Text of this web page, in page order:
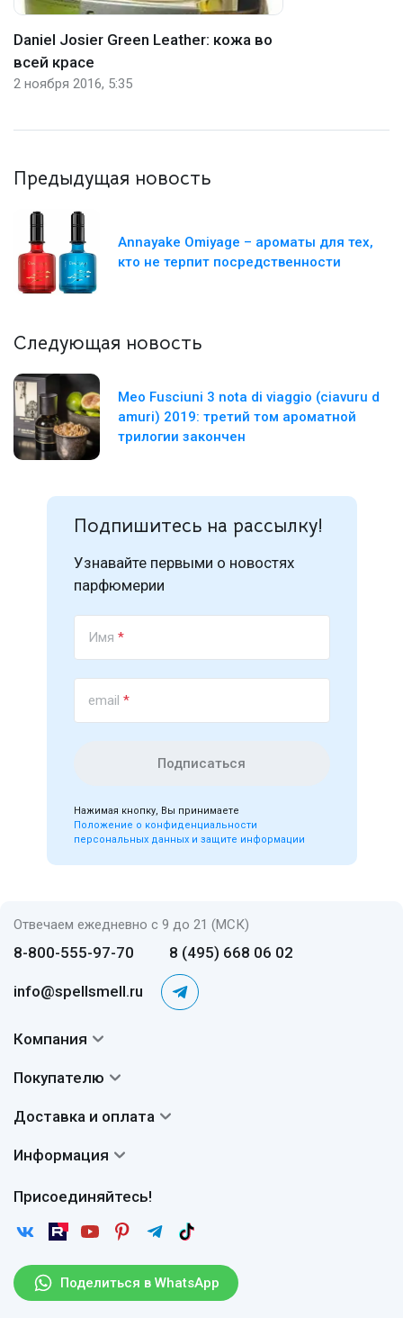
Daniel Josier Green Leather: кожа во
всей красе
2 ноября 2016, 5:35
Предыдущая новость
Annayake Omiyage – ароматы для тех,
кто не терпит посредственности
Следующая новость
Meo Fusciuni 3 nota di viaggio (ciavuru d
amuri) 2019: третий том ароматной
трилогии закончен
Подпишитесь на рассылку!
Узнавайте первыми о новостях
парфюмерии
Имя *
email *
Подписаться
Нажимая кнопку, Вы принимаете
Положение о конфиденциальности
персональных данных и защите информации
Отвечаем ежедневно с 9 до 21 (МСК)
8-800-555-97-70 8 (495) 668 06 02
info@spellsmell.ru
Поделиться в WhatsApp
Присоединяйтесь!
Компания
Авторы
Сертификаты
Покупателю
Вопросы и ответы
Отзывы
Рассылка
Доставка и оплата
Доставка
Возврат
Информация
Пользовательское соглашение
Защита персональных данных
Правила продажи товаров (Постановление Правительства